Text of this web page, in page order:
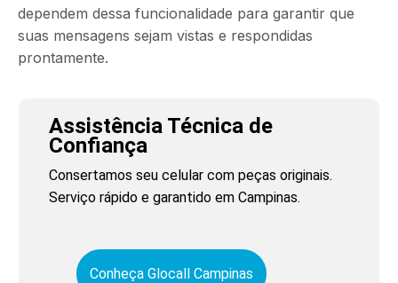
dependem dessa funcionalidade para garantir que
suas mensagens sejam vistas e respondidas
prontamente.
Assistência Técnica de
Confiança
Consertamos seu celular com peças originais.
Serviço rápido e garantido em Campinas.
Conheça Glocall Campinas